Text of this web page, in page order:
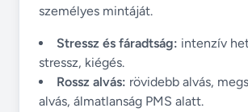
személyes mintáját.
Stressz és fáradtság: intenzív
stressz, kiégés.
Rossz alvás: rövidebb alvás,
alvás, álmatlanság PMS alatt.